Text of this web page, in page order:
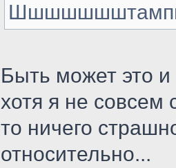
Быть может это
хотя я не совсем
то ничего
относительно...